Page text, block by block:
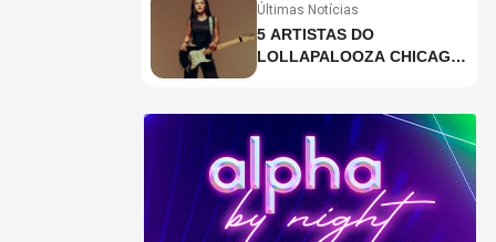
Últimas Notícias
5 ARTISTAS DO
LOLLAPALOOZA CHICAGO